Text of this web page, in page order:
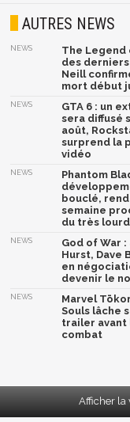
AUTRES NEWS
NEWS
The Legend
des
Neill
mort début
NEWS
GTA 6 : un
sera diffusé
août,
surprend la
vidéo
NEWS
Phantom
bouclé,
semaine
du très lourd
NEWS
God of War :
Hurst, Dave
en
devenir le
NEWS
Marvel
Souls lâche
trailer avant
combat
Afficher la